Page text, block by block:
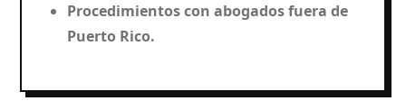
Procedimientos con abogados fuera de
Puerto Rico.